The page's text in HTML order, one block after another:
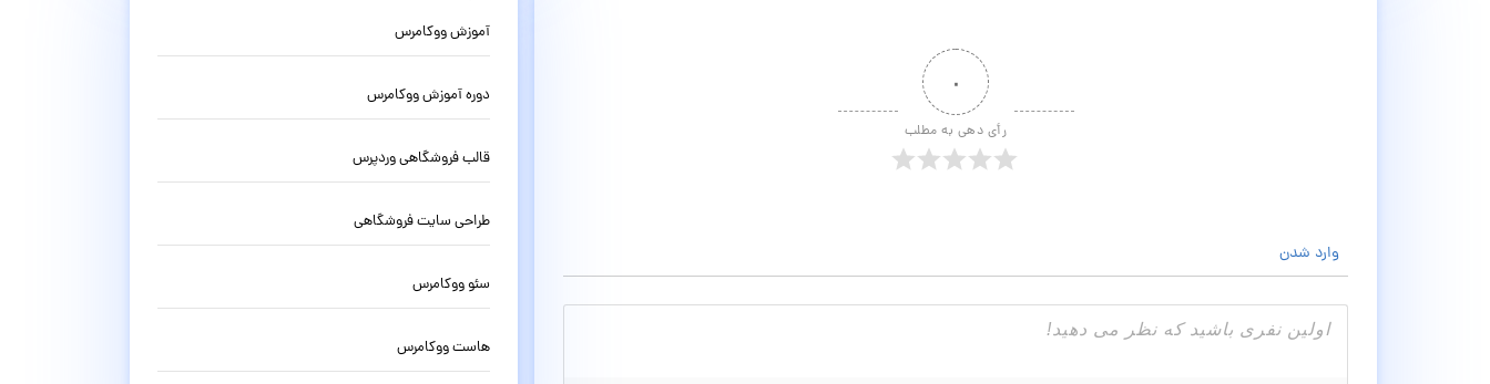
۰
رأی دهی به مطلب
وارد شدن
آموزش ووکامرس
دوره آموزش ووکامرس
قالب فروشگاهی وردپرس
طراحی سایت فروشگاهی
سئو ووکامرس
هاست ووکامرس